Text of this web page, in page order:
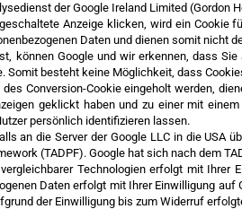
der Google Ireland Limited (Gordon
Anzeige klicken, wird ein Cookie
Daten und dienen somit nicht
können Google und wir erkennen, dass
Somit besteht keine Möglichkeit, dass
Conversion-Cookie eingeholt werden,
geklickt haben und zu einer mit
persönlich identifizieren lassen.
an die Server der Google LLC in die USA
(TADPF). Google hat sich nach dem
Technologien erfolgt mit
Daten erfolgt mit Ihrer Einwilligung
der Einwilligung bis zum Widerruf